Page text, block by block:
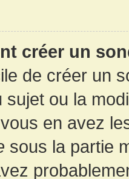
créer un
de créer un
sujet ou la
en avez
sous la partie